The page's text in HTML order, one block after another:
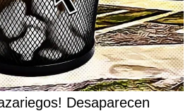
Desaparecen